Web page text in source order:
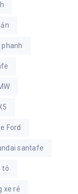
phanh
Ford
santafe
tô
xe rẻ